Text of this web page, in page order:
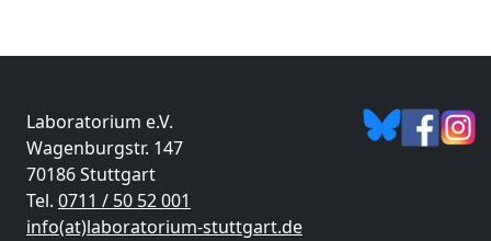
Laboratorium e.V.
Wagenburgstr. 147
70186 Stuttgart
Tel. 0711 / 50 52 001
info(at)laboratorium-stuttgart.de